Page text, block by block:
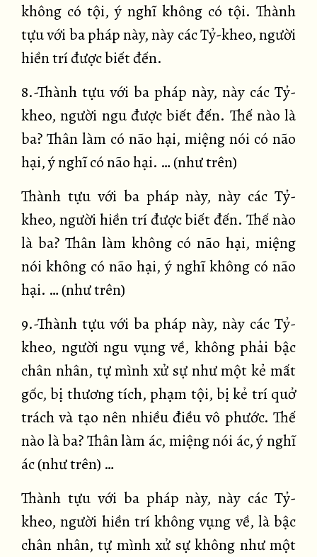
không có tội, ý nghĩ không có tội. Thành
tựu với ba pháp này, này các Tỷ-kheo, người
hiền trí được biết đến.
8.-Thành tựu với ba pháp này, này các Tỷ-
kheo, người ngu được biết đến. Thế nào là
ba? Thân làm có não hại, miệng nói có não
hại, ý nghĩ có não hại. … (như trên)
Thành tựu với ba pháp này, này các Tỷ-
kheo, người hiền trí được biết đến. Thế nào
là ba? Thân làm không có não hại, miệng
nói không có não hại, ý nghĩ không có não
hại. … (như trên)
9.-Thành tựu với ba pháp này, này các Tỷ-
kheo, người ngu vụng về, không phải bậc
chân nhân, tự mình xử sự như một kẻ mất
gốc, bị thương tích, phạm tội, bị kẻ trí quở
trách và tạo nên nhiều điều vô phước. Thế
nào là ba? Thân làm ác, miệng nói ác, ý nghĩ
ác (như trên) …
Thành tựu với ba pháp này, này các Tỷ-
kheo, người hiền trí không vụng về, là bậc
chân nhân, tự mình xử sự không như một